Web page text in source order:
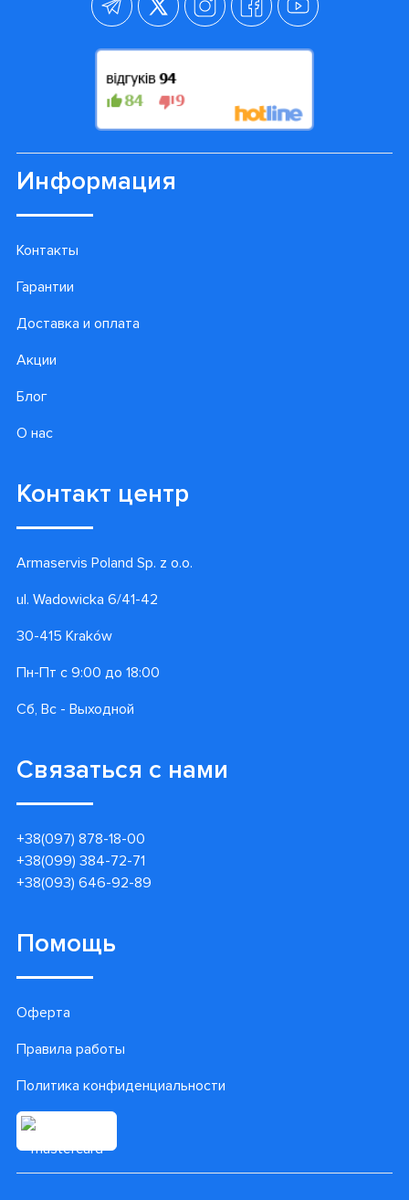
Информация
Контакты
Гарантии
Доставка и оплата
Акции
Блог
О нас
Контакт центр
Armaservis Poland Sp. z o.o.
ul. Wadowicka 6/41-42
30-415 Kraków
Пн-Пт с 9:00 до 18:00
Сб, Вс - Выходной
Связаться с нами
+38(097) 878-18-00
+38(099) 384-72-71
+38(093) 646-92-89
Помощь
Оферта
Правила работы
Политика конфиденциальности